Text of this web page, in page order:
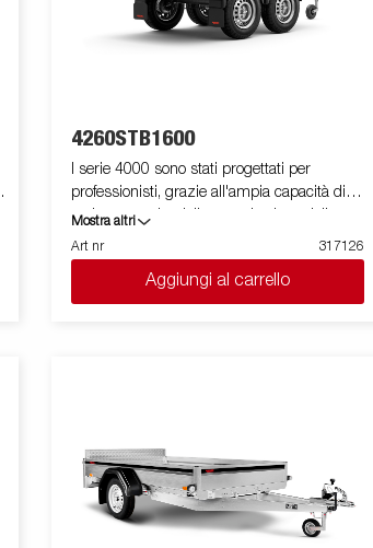
mostrare attrezzature opzionali.
4260STB1600
I serie 4000 sono stati progettati per
professionisti, grazie all'ampia capacità di
carico garantita dalle sponde alte e dalle
ruote posizionate sotto il pianale. Questa
versione è equipaggiata con sponde in
acciaio e mono asse, presenta un profilo in
acciaio rinforzato posto attorno al pianale utile
e rimovibili facilmente. E' disponibile una
vasta gamma di accessori. Le immagini sono
solo a scopo illustrativo e potrebbero
mostrare attrezzature opzionali.
Mostra altri
Art nr
317126
Aggiungi al carrello